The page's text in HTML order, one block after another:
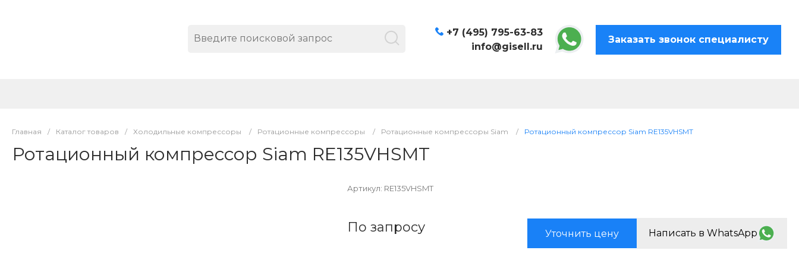
+7 (495) 795-63-83
info@gisell.ru
Заказать звонок специалисту
Главная / Каталог товаров / Холодильные компрессоры / Ротационные компрессоры / Ротационные компрессоры Siam / Ротационный компрессор Siam RE135VHSMT
Ротационный компрессор Siam RE135VHSMT
Артикул: RE135VHSMT
По запросу Уточнить цену Написать в WhatsApp